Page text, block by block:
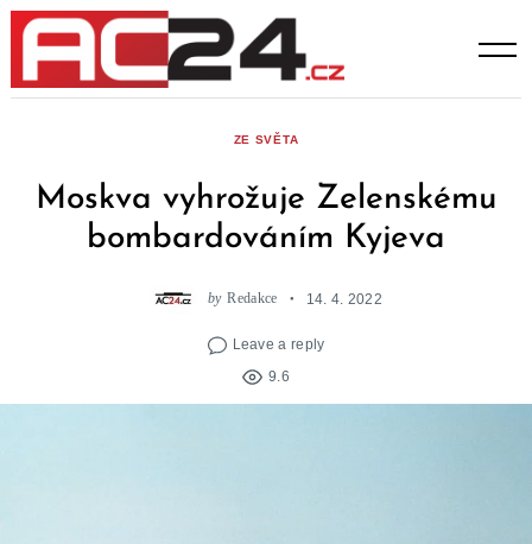
Skip
content
ZE SVĚTA
Moskva vyhrožuje Zelenskému
bombardováním Kyjeva
by Redakce 14. 4. 2022
Leave a reply
9.6